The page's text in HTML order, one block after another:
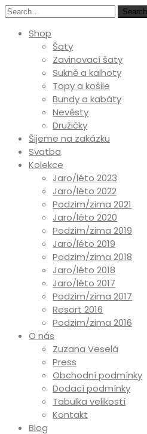
Search
Shop
Šaty
Zavinovací šaty
Sukně a kalhoty
Topy a košile
Bundy a kabáty
Nevěsty
Družičky
Šijeme na zakázku
Svatba
Kolekce
Jaro/léto 2023
Jaro/léto 2022
Podzim/zima 2021
Jaro/léto 2020
Podzim/zima 2019
Jaro/léto 2019
Podzim/zima 2018
Jaro/léto 2018
Jaro/léto 2017
Podzim/zima 2017
Resort 2016
Podzim/zima 2016
O nás
Zuzana Veselá
Press
Obchodní podmínky
Dodací podmínky
Tabulka velikostí
Kontakt
Blog